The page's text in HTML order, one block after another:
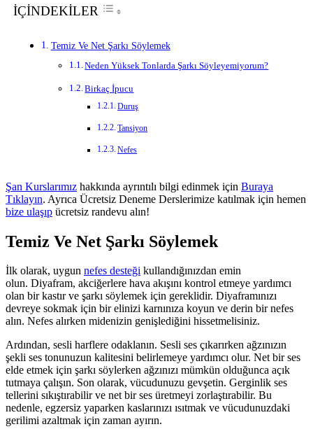
İÇİNDEKİLER
Temiz Ve Net Şarkı Söylemek
Neden Yüksek Tonlarda Şarkı Söyleyemiyorum?
Birkaç İpucu
Duruş
Tansiyon
Nefes
Şan Kurslarımız hakkında ayrıntılı bilgi edinmek için Buraya
Tıklayın. Ayrıca Ücretsiz Deneme Derslerimize katılmak için hemen
bize ulaşıp ücretsiz randevu alın!
Temiz Ve Net Şarkı Söylemek
İlk olarak, uygun nefes desteği kullandığınızdan emin
olun. Diyafram, akciğerlere hava akışını kontrol etmeye yardımcı
olan bir kastır ve şarkı söylemek için gereklidir. Diyaframınızı
devreye sokmak için bir elinizi karnınıza koyun ve derin bir nefes
alın. Nefes alırken midenizin genişlediğini hissetmelisiniz.
Ardından, sesli harflere odaklanın. Sesli ses çıkarırken ağzınızın
şekli ses tonunuzun kalitesini belirlemeye yardımcı olur. Net bir ses
elde etmek için şarkı söylerken ağzınızı mümkün olduğunca açık
tutmaya çalışın. Son olarak, vücudunuzu gevşetin. Gerginlik ses
tellerini sıkıştırabilir ve net bir ses üretmeyi zorlaştırabilir. Bu
nedenle, egzersiz yaparken kaslarınızı ısıtmak ve vücudunuzdaki
gerilimi azaltmak için zaman ayırın.